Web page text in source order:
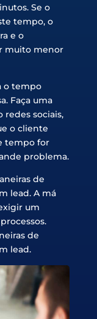
Se o
tempo, o
e o
muito menor
o tempo
Faça uma
redes sociais,
o cliente
tempo for
problema.
de
lead. A má
um
de
lead.